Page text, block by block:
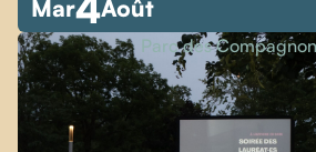
Mar Août
Parc des